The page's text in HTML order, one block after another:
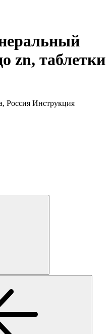
zn, таблетки
Россия Инструкция